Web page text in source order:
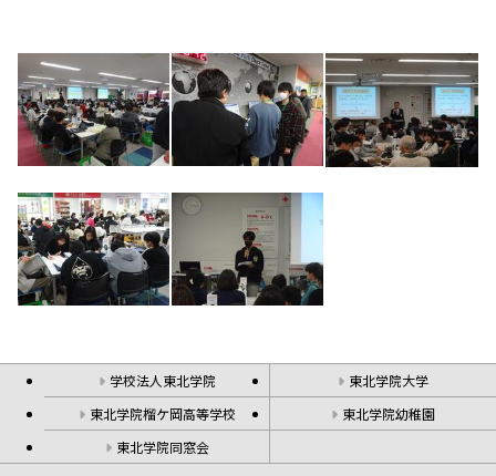
学校法人東北学院
東北学院大学
東北学院榴ケ岡高等学校
東北学院幼稚園
東北学院同窓会